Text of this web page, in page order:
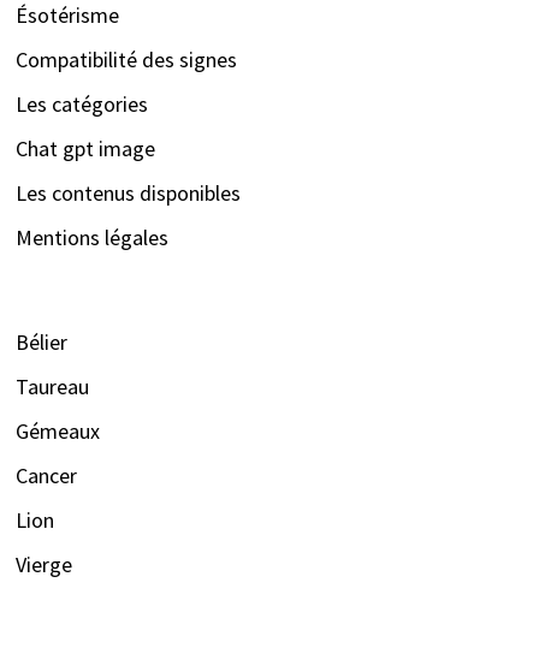
Ésotérisme
Compatibilité des signes
Les catégories
Chat gpt image
Les contenus disponibles
Mentions légales
Bélier
Taureau
Gémeaux
Cancer
Lion
Vierge